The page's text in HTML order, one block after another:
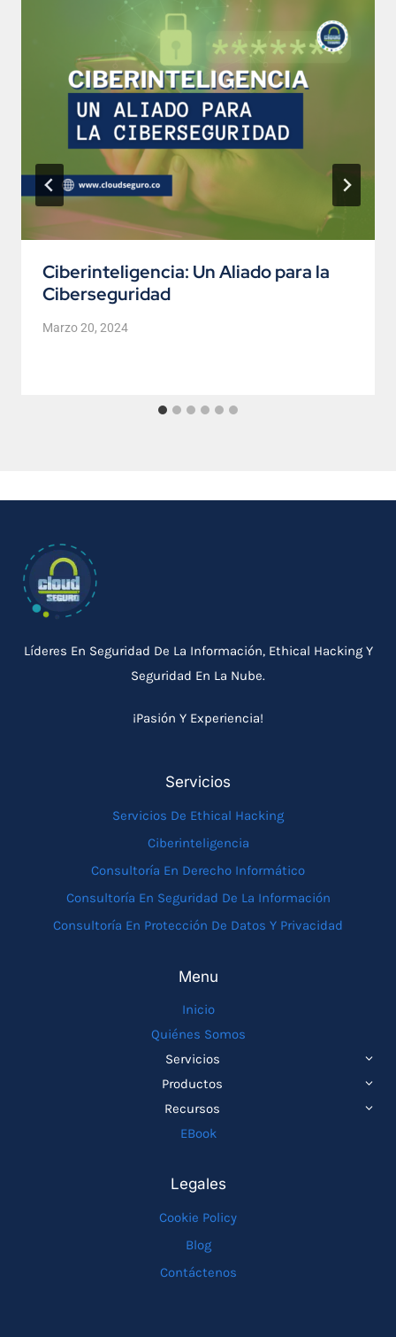
Ciberinteligencia: Un Aliado para la
Ciberseguridad
Marzo 20, 2024
Líderes En Seguridad De La Información, Ethical Hacking Y
Seguridad En La Nube.
¡Pasión Y Experiencia!
Servicios
Servicios De Ethical Hacking
Ciberinteligencia
Consultoría En Derecho Informático
Consultoría En Seguridad De La Información
Consultoría En Protección De Datos Y Privacidad
Menu
Inicio
Quiénes Somos
Servicios
HIJO
Productos
HIJO
Recursos
EBook
Legales
Cookie Policy
Blog
Contáctenos